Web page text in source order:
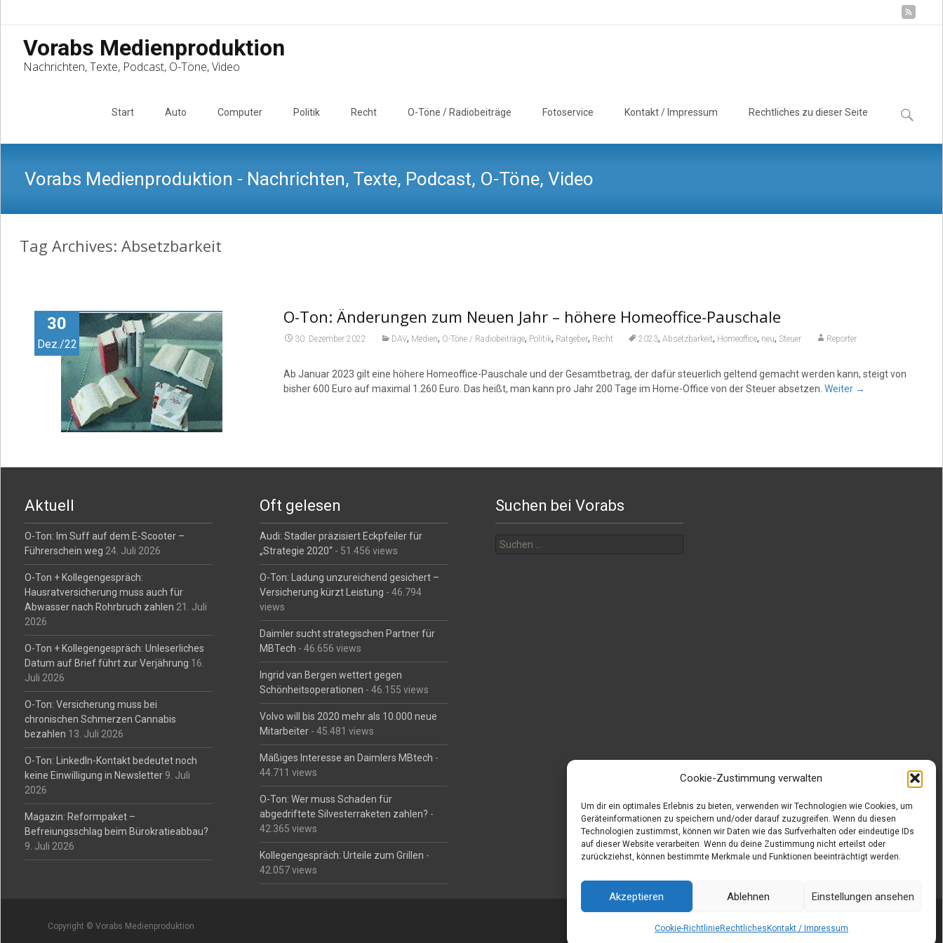
Cookie-Zustimmung verwalten
Um dir ein optimales Erlebnis zu bieten, verwenden wir Technologien wie Cookies, um
Geräteinformationen zu speichern und/oder darauf zuzugreifen. Wenn du diesen
Technologien zustimmst, können wir Daten wie das Surfverhalten oder eindeutige IDs
auf dieser Website verarbeiten. Wenn du deine Zustimmung nicht erteilst oder
zurückziehst, können bestimmte Merkmale und Funktionen beeinträchtigt werden.
Akzeptieren Ablehnen Einstellungen ansehen
Cookie-RichtlinieRechtliches Kontakt / Impressum
Vorabs Medienproduktion
Nachrichten, Texte, Podcast, O-Töne, Video
Start Auto Computer Politik Recht O-Töne / Radiobeiträge Fotoservice Kontakt / Impressum Rechtliches zu dieser Seite
Suchen
nach:
Vorabs Medienproduktion - Nachrichten, Texte, Podcast, O-Töne, Video
Tag Archives: Absetzbarkeit
30
Dez./22
O-Ton: Änderungen zum Neuen Jahr – höhere Homeoffice-Pauschale
30. Dezember 2022 DAV, Medien, O-Töne / Radiobeiträge, Politik, Ratgeber, Recht 2023, Absetzbarkeit, Homeoffice, neu, Steuer Reporter
Ab Januar 2023 gilt eine höhere Homeoffice-Pauschale und der Gesamtbetrag, der dafür steuerlich geltend gemacht werden kann, steigt von
bisher 600 Euro auf maximal 1.260 Euro. Das heißt, man kann pro Jahr 200 Tage im Home-Office von der Steuer absetzen. Weiter →
Aktuell
O-Ton: Im Suff auf dem E-Scooter –
Führerschein weg 24. Juli 2026
O-Ton + Kollegengespräch:
Hausratversicherung muss auch für
Abwasser nach Rohrbruch zahlen 21. Juli
2026
O-Ton + Kollegengespräch: Unleserliches
Datum auf Brief führt zur Verjährung 16.
Juli 2026
O-Ton: Versicherung muss bei
chronischen Schmerzen Cannabis
bezahlen 13. Juli 2026
O-Ton: LinkedIn-Kontakt bedeutet noch
keine Einwilligung in Newsletter 9. Juli
2026
Magazin: Reformpaket –
Befreiungsschlag beim Bürokratieabbau?
9. Juli 2026
Oft gelesen
Audi: Stadler präzisiert Eckpfeiler für
„Strategie 2020“ - 51.456 views
O-Ton: Ladung unzureichend gesichert –
Versicherung kürzt Leistung - 46.794
views
Daimler sucht strategischen Partner für
MBTech - 46.656 views
Ingrid van Bergen wettert gegen
Schönheitsoperationen - 46.155 views
Volvo will bis 2020 mehr als 10.000 neue
Mitarbeiter - 45.481 views
Mäßiges Interesse an Daimlers MBtech -
44.711 views
O-Ton: Wer muss Schaden für
abgedriftete Silvesterraketen zahlen? -
42.365 views
Kollegengespräch: Urteile zum Grillen -
42.057 views
Suchen bei Vorabs
nach:
Copyright © Vorabs Medienproduktion Powered by WordPress, Designed and Developed bytemplatesnext